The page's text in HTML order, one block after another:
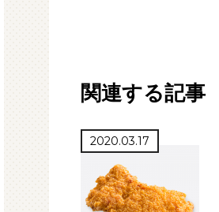
関連する記事
2020.03.17